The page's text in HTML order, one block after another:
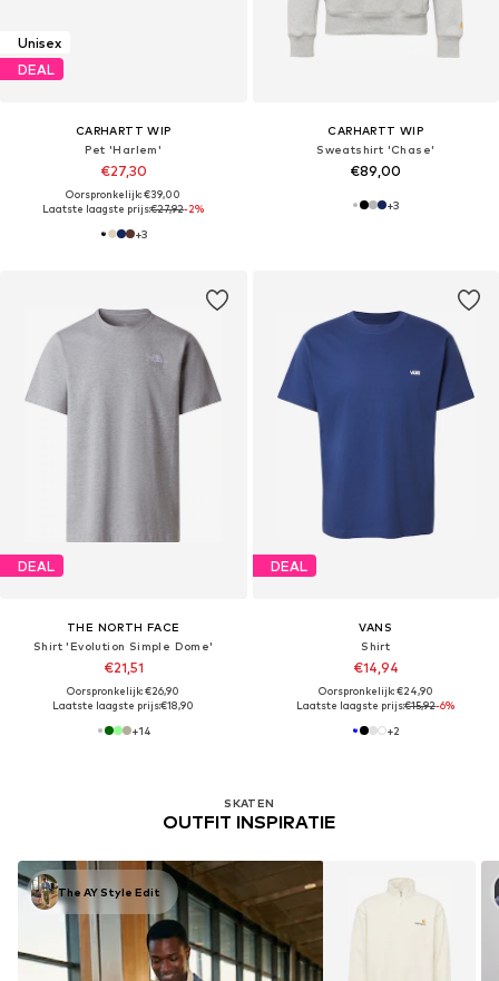
Unisex
DEAL
CARHARTT WIP
Pet 'Harlem'
€27,30
Oorspronkelijk: €39,00
Laatste laagste prijs:€27,92-2%
+3
CARHARTT WIP
Sweatshirt 'Chase'
€89,00
+3
DEAL
THE NORTH FACE
Shirt 'Evolution Simple Dome'
€21,51
Oorspronkelijk: €26,90
Laatste laagste prijs:€18,90
+14
DEAL
VANS
Shirt
€14,94
Oorspronkelijk: €24,90
Laatste laagste prijs:€15,92-6%
+2
SKATEN
OUTFIT INSPIRATIE
The AY Style Edit